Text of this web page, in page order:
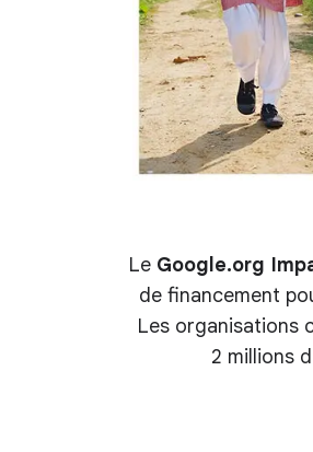
Le Google.org
de financement
Les organisations
2 millions